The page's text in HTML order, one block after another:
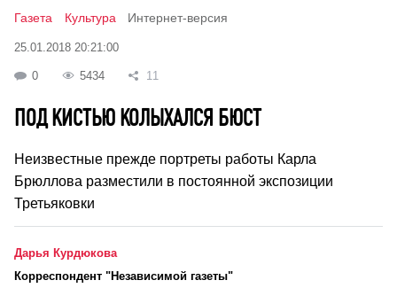
Газета Культура Интернет-версия
25.01.2018 20:21:00
0 5434 11
ПОД КИСТЬЮ КОЛЫХАЛСЯ БЮСТ
Неизвестные прежде портреты работы Карла
Брюллова разместили в постоянной экспозиции
Третьяковки
Дарья Курдюкова
Корреспондент "Независимой газеты"